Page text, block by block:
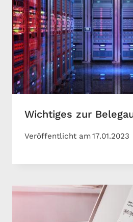
Wichtiges zur
Veröffentlicht am17.01.2023